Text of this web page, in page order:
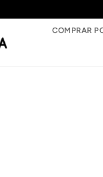
COMPRAR